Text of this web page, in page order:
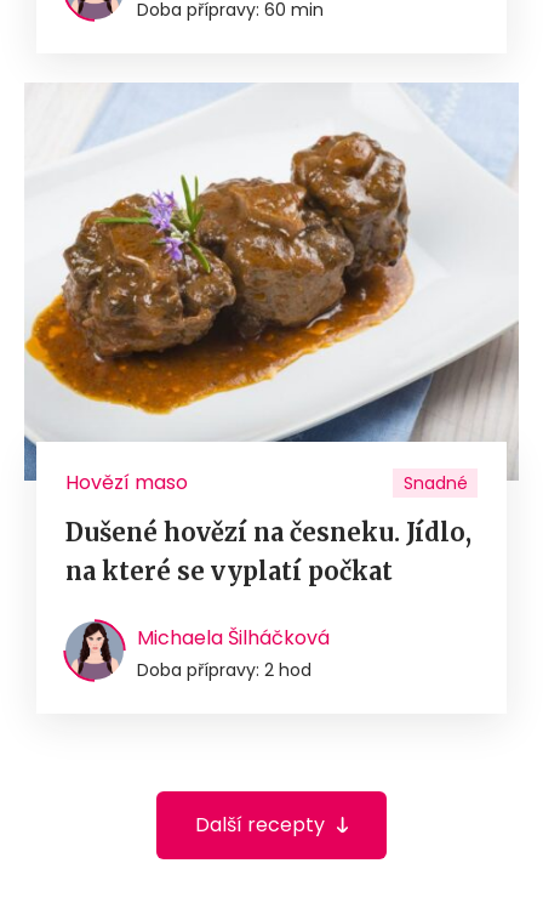
Doba přípravy: 60 min
Hovězí maso Snadné
Dušené hovězí na česneku. Jídlo,
na které se vyplatí počkat
Michaela Šilháčková
Doba přípravy: 2 hod
Další recepty